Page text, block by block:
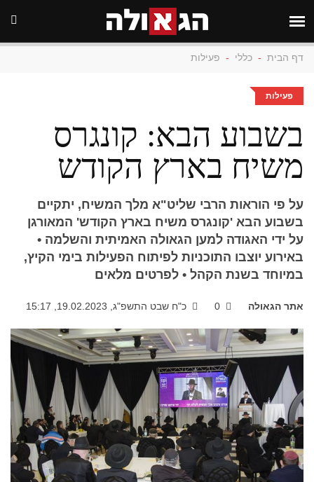
דף הבית - כללי - פעילות
פעילות
בשבוע הבא: קונגרס
משיח בארץ הקודש
על פי הוראות הרבי שליט"א מלך המשיח, יתקיים
בשבוע הבא 'קונגרס משיח בארץ הקודש' המאורגן
על ידי האגודה למען הגאולה האמיתית והשלמה •
באירוע יוצבו התוכניות לפיתוח הפעילות בימי הקיץ,
במיוחד בשנת הקהל • לפרטים מלאים
אתר הגאולה 0 כ"ח שבט התשפ"ג, 19.02.2023, 15:17